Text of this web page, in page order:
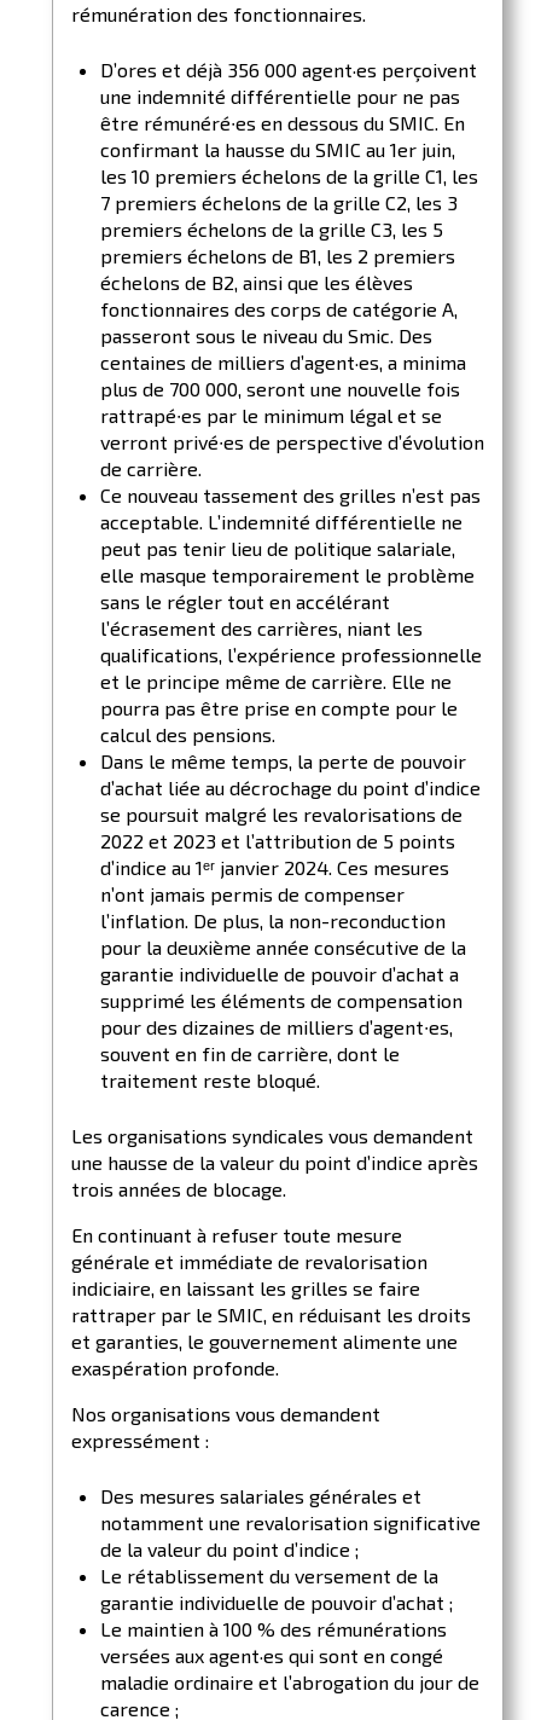
rémunération des fonctionnaires.
D’ores et déjà 356 000 agent·es perçoivent
une indemnité différentielle pour ne pas
être rémunéré∙es en dessous du SMIC. En
confirmant la hausse du SMIC au 1er juin,
les 10 premiers échelons de la grille C1, les
7 premiers échelons de la grille C2, les 3
premiers échelons de la grille C3, les 5
premiers échelons de B1, les 2 premiers
échelons de B2, ainsi que les élèves
fonctionnaires des corps de catégorie A,
passeront sous le niveau du Smic. Des
centaines de milliers d’agent·es, a minima
plus de 700 000, seront une nouvelle fois
rattrapé∙es par le minimum légal et se
verront privé∙es de perspective d’évolution
de carrière.
Ce nouveau tassement des grilles n’est pas
acceptable. L’indemnité différentielle ne
peut pas tenir lieu de politique salariale,
elle masque temporairement le problème
sans le régler tout en accélérant
l’écrasement des carrières, niant les
qualifications, l’expérience professionnelle
et le principe même de carrière. Elle ne
pourra pas être prise en compte pour le
calcul des pensions.
Dans le même temps, la perte de pouvoir
d’achat liée au décrochage du point d’indice
se poursuit malgré les revalorisations de
2022 et 2023 et l’attribution de 5 points
d’indice au 1ᵉʳ janvier 2024. Ces mesures
n’ont jamais permis de compenser
l’inflation. De plus, la non-reconduction
pour la deuxième année consécutive de la
garantie individuelle de pouvoir d’achat a
supprimé les éléments de compensation
pour des dizaines de milliers d’agent∙es,
souvent en fin de carrière, dont le
traitement reste bloqué.
Les organisations syndicales vous demandent
une hausse de la valeur du point d’indice après
trois années de blocage.
En continuant à refuser toute mesure
générale et immédiate de revalorisation
indiciaire, en laissant les grilles se faire
rattraper par le SMIC, en réduisant les droits
et garanties, le gouvernement alimente une
exaspération profonde.
Nos organisations vous demandent
expressément :
Des mesures salariales générales et
notamment une revalorisation significative
de la valeur du point d’indice ;
Le rétablissement du versement de la
garantie individuelle de pouvoir d’achat ;
Le maintien à 100 % des rémunérations
versées aux agent·es qui sont en congé
maladie ordinaire et l’abrogation du jour de
carence ;